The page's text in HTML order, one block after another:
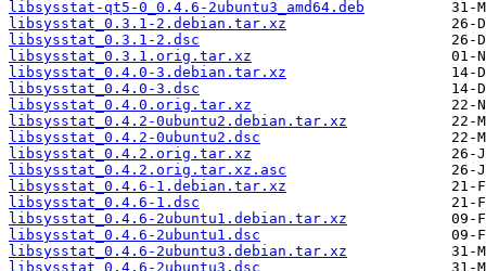
libsysstat-qt5-0_0.4.6-2ubuntu3_amd64.deb
libsysstat_0.3.1-2.debian.tar.xz
libsysstat_0.3.1-2.dsc
libsysstat_0.3.1.orig.tar.xz
libsysstat_0.4.0-3.debian.tar.xz
libsysstat_0.4.0-3.dsc
libsysstat_0.4.0.orig.tar.xz
libsysstat_0.4.2-0ubuntu2.debian.tar.xz
libsysstat_0.4.2-0ubuntu2.dsc
libsysstat_0.4.2.orig.tar.xz
libsysstat_0.4.2.orig.tar.xz.asc
libsysstat_0.4.6-1.debian.tar.xz
libsysstat_0.4.6-1.dsc
libsysstat_0.4.6-2ubuntu1.debian.tar.xz
libsysstat_0.4.6-2ubuntu1.dsc
libsysstat_0.4.6-2ubuntu3.debian.tar.xz
libsysstat_0.4.6-2ubuntu3.dsc